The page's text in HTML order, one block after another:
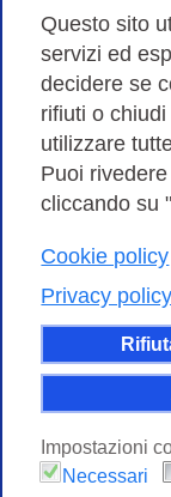
Questo sito
servizi ed
decidere se
rifiuti o
utilizzare
Puoi
cliccando su
Cookie policy
Privacy policy
Impostazioni
Necessari
Consortium
| CF
Il contenuto
altrimenti